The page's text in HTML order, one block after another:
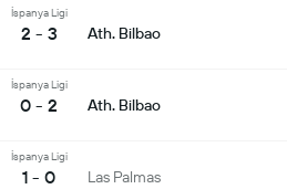
İspanya Ligi
2 - 3 Ath. Bilbao
İspanya Ligi
0 - 2 Ath. Bilbao
İspanya Ligi
1 - 0 Las Palmas